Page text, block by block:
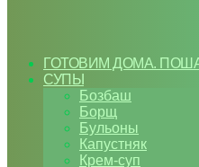
ГОТОВИМ ДОМА.
СУПЫ
Бозбаш
Борщ
Бульоны
Капустняк
Крем-суп